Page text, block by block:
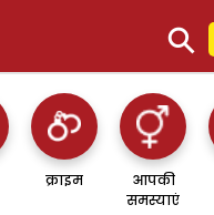
⚲
क्राइम
आपकी
समस्याएं